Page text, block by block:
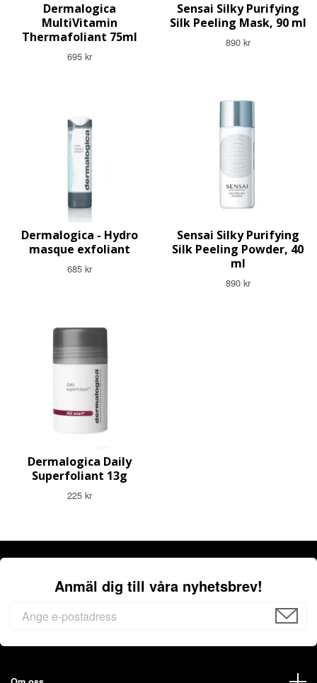
Dermalogica
MultiVitamin
Thermafoliant 75ml
695 kr
Sensai Silky Purifying
Silk Peeling Mask, 90 ml
890 kr
Dermalogica - Hydro
masque exfoliant
685 kr
Sensai Silky Purifying
Silk Peeling Powder, 40
ml
890 kr
Dermalogica Daily
Superfoliant 13g
225 kr
Anmäl dig till våra nyhetsbrev!